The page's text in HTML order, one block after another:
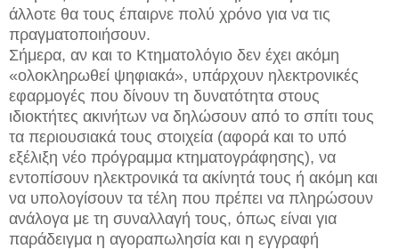
άλλοτε θα τους έπαιρνε πολύ χρόνο για να τις
πραγματοποιήσουν.
Σήμερα, αν και το Κτηματολόγιο δεν έχει ακόμη
«ολοκληρωθεί ψηφιακά», υπάρχουν ηλεκτρονικές
εφαρμογές που δίνουν τη δυνατότητα στους
ιδιοκτήτες ακινήτων να δηλώσουν από το σπίτι τους
τα περιουσιακά τους στοιχεία (αφορά και το υπό
εξέλιξη νέο πρόγραμμα κτηματογράφησης), να
εντοπίσουν ηλεκτρονικά τα ακίνητά τους ή ακόμη και
να υπολογίσουν τα τέλη που πρέπει να πληρώσουν
ανάλογα με τη συναλλαγή τους, όπως είναι για
παράδειγμα η αγοραπωλησία και η εγγραφή